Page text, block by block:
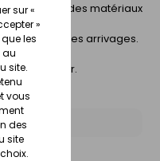
sur «
»
les
au
site.
vous
des
site
des matériaux
fonction des arrivages.
et intérieur.